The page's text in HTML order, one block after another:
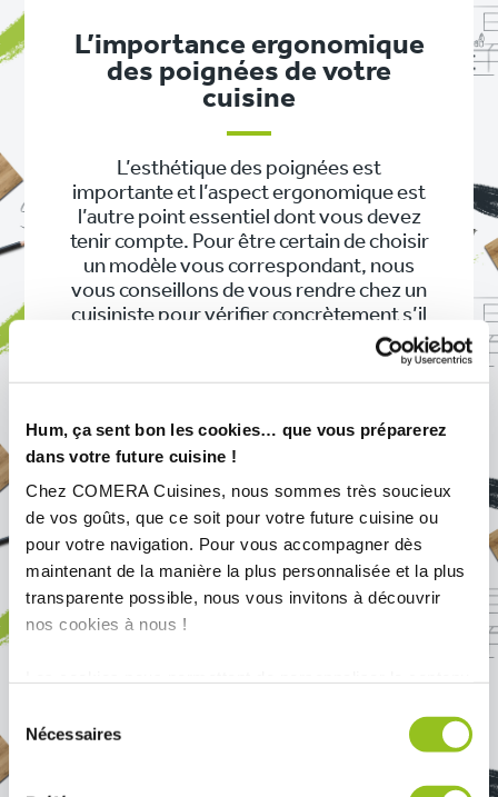
Hum, ça sent bon les cookies… que vous préparerez
dans votre future cuisine !
Chez COMERA Cuisines, nous sommes très soucieux
de vos goûts, que ce soit pour votre future cuisine ou
pour votre navigation. Pour vous accompagner dès
maintenant de la manière la plus personnalisée et la plus
transparente possible, nous vous invitons à découvrir
nos cookies à nous !
médias sociaux et d'analyser notre trafic. Nous
partageons également des informations sur l'utilisation de
notre site avec nos partenaires de médias sociaux, de
Nécessaires
L’importance ergonomique
des poignées de votre
cuisine
L’esthétique des poignées est
importante et l’aspect ergonomique est
l’autre point essentiel dont vous devez
tenir compte. Pour être certain de choisir
un modèle vous correspondant, nous
vous conseillons de vous rendre chez un
cuisiniste pour vérifier concrètement s’il